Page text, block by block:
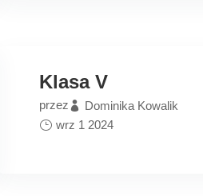
Klasa V
przez
Dominika Kowalik
wrz 1 2024